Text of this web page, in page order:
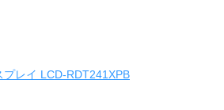
レイ LCD-RDT241XPB